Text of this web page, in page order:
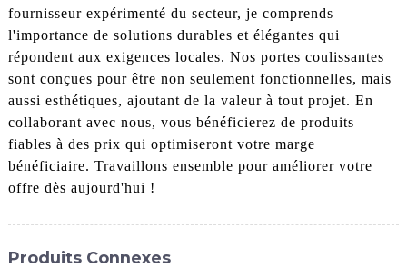
fournisseur expérimenté du secteur, je comprends
l'importance de solutions durables et élégantes qui
répondent aux exigences locales. Nos portes coulissantes
sont conçues pour être non seulement fonctionnelles, mais
aussi esthétiques, ajoutant de la valeur à tout projet. En
collaborant avec nous, vous bénéficierez de produits
fiables à des prix qui optimiseront votre marge
bénéficiaire. Travaillons ensemble pour améliorer votre
offre dès aujourd'hui !
Produits Connexes